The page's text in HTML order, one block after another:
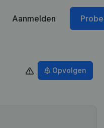
Aanmelden
Opvolgen